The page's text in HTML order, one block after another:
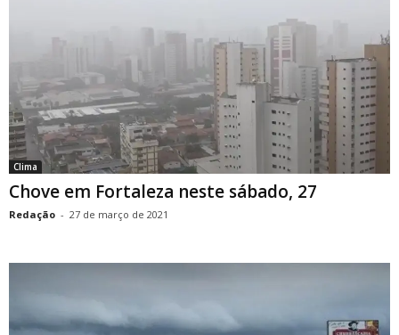
Clima
Chove em Fortaleza neste sábado, 27
Redação - 27 de março de 2021